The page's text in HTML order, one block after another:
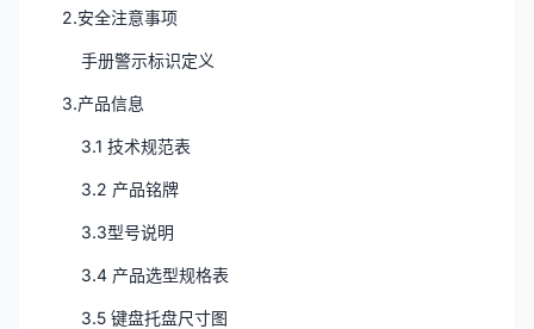
2.安全注意事项
手册警示标识定义
3.产品信息
3.1 技术规范表
3.2 产品铭牌
3.3型号说明
3.4 产品选型规格表
3.5 键盘托盘尺寸图